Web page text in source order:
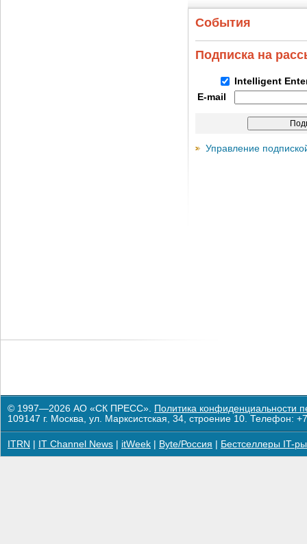
События
Подписка на
Intelligent
E-mail
Управление
© 1997—2026 АО «СК ПРЕСС». Политика конфиденциальности
109147 г. Москва, ул. Марксистская, 34, строение 10. Телефон:
ITRN IT Channel News itWeek Byte/Россия Бестселлеры IT-